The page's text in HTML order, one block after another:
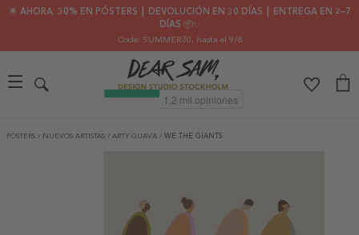
🌟 AHORA: 30% EN PÓSTERS ┃ DEVOLUCIÓN EN 30 DÍAS ┃ ENTREGA EN 2–7
DÍAS 📦✨
Code: SUMMER30, hasta el 9/8
PÓSTERS / NUEVOS ARTISTAS / ARTY GUAVA / WE THE GIANTS